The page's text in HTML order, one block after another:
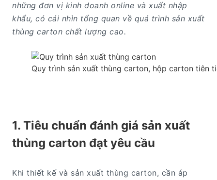
những đơn vị kinh doanh online và xuất nhập
khẩu, có cái nhìn tổng quan về quá trình sản xuất
thùng carton chất lượng cao.
Quy trình sản xuất thùng carton, hộp carton tiên
1. Tiêu chuẩn đánh giá sản xuất
thùng carton đạt yêu cầu
Khi thiết kế và sản xuất thùng carton, cần áp